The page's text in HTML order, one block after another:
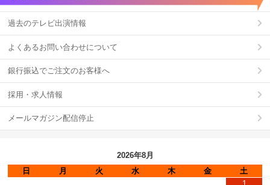
過去のテレビ出演情報
よくあるお問い合わせについて
銀行振込でご注文のお客様へ
採用・求人情報
メールマガジン配信停止
2026年8月
日
月 火 水 木 金
土